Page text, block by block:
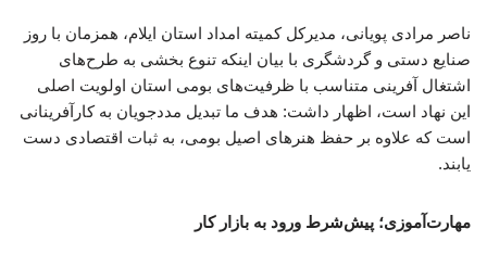
ناصر مرادی پویانی، مدیرکل کمیته امداد استان ایلام، همزمان با روز
صنایع دستی و گردشگری با بیان اینکه تنوع بخشی به طرح‌های
اشتغال آفرینی متناسب با ظرفیت‌های بومی استان اولویت اصلی
این نهاد است، اظهار داشت: هدف ما تبدیل مددجویان به کارآفرینانی
است که علاوه بر حفظ هنرهای اصیل بومی، به ثبات اقتصادی دست
یابند.
مهارت‌آموزی؛ پیش‌شرط ورود به بازار کار